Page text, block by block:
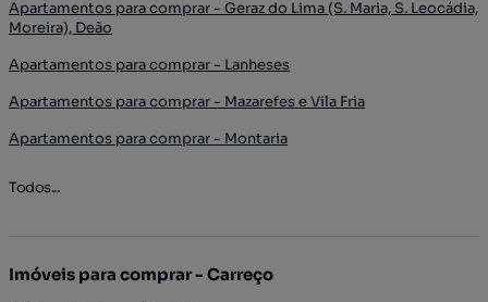
Apartamentos para comprar - Geraz do Lima (S. Maria, S. Leocádia,
Moreira), Deão
Apartamentos para comprar - Lanheses
Apartamentos para comprar - Mazarefes e Vila Fria
Apartamentos para comprar - Montaria
Todos...
Imóveis para comprar - Carreço